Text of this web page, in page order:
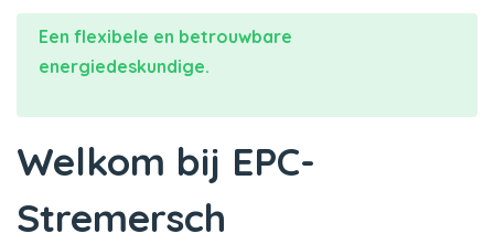
Een flexibele en betrouwbare
energiedeskundige.
Welkom bij EPC-
Stremersch